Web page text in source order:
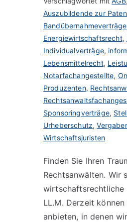
Auszubildende zur
Bandübernahmeverträge
Energiewirtschaftsrecht,
Individualverträge,
Lebensmittelrecht,
Notarfachangestellte,
Produzenten,
Sponsoringverträge,
Urheberschutz,
Wirtschaftsjuristen
Finden Sie Ihren
Rechtsanwälten. Wir
wirtschaftsrechtliche
LL.M. Derzeit
anbieten, in denen